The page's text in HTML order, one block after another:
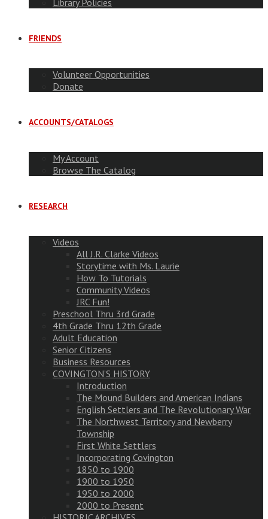
Library Policies
FRIENDS
Volunteer Opportunities
Donate
ACCOUNTS/CATALOGS
My Account
Browse The Catalog
RESEARCH
Videos
All J.R. Clarke Videos
Storytime with Ms. Laurie
How To Tutorials
Community Videos
JRC Fun!
Preschool Thru 3rd Grade
4th Grade Thru 12th Grade
Adult Education
Senior Citizens
Business Resources
COVINGTON’S HISTORY
Introduction
The Mound Builders and American Indians
English Settlers and The Revolutionary War
The Northwest Territory and Newberry
Township
First White Settlers
Incorporating Covington
1850 to 1900
1900 to 1950
1950 to 2000
2000 to Present